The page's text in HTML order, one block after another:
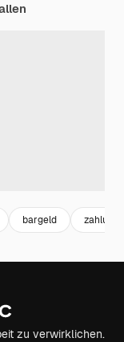
bargeld zahlung
zu verwirklichen.